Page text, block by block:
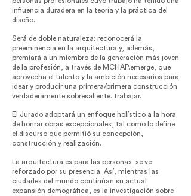
influencia duradera en la teoría y la práctica del
diseño.
Será de doble naturaleza: reconocerá la
preeminencia en la arquitectura y, además,
premiará a un miembro de la generación más joven
de la profesión, a través de MCHAP.emerge, que
aprovecha el talento y la ambición necesarios para
idear y producir una primera/primera construcción
verdaderamente sobresaliente. trabajar.
El Jurado adoptará un enfoque holístico a la hora
de honrar obras excepcionales, tal como lo define
el discurso que permitió su concepción,
construcción y realización.
La arquitectura es para las personas; se ve
reforzado por su presencia. Así, mientras las
ciudades del mundo continúan su actual
expansión demográfica, es la investigación sobre